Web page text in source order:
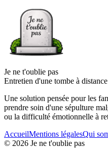
Je ne t'oublie pas
Entretien d'une tombe à distance
Une solution pensée pour les
prendre soin d'une sépulture
ou la difficulté émotionnelle à
AccueilMentions légalesQui
© 2026 Je ne t'oublie pas